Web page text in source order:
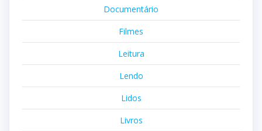
Documentário
Filmes
Leitura
Lendo
Lidos
Livros